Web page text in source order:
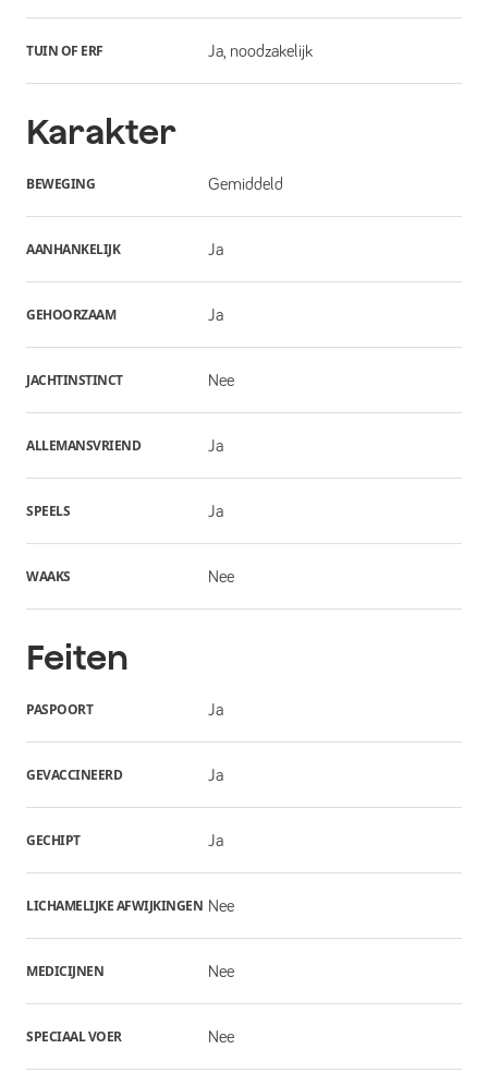
TUIN OF ERF Ja, noodzakelijk
Karakter
BEWEGING Gemiddeld
AANHANKELIJK Ja
GEHOORZAAM Ja
JACHTINSTINCT Nee
ALLEMANSVRIEND Ja
SPEELS Ja
WAAKS Nee
Feiten
PASPOORT Ja
GEVACCINEERD Ja
GECHIPT Ja
LICHAMELIJKE AFWIJKINGEN Nee
MEDICIJNEN Nee
SPECIAAL VOER Nee